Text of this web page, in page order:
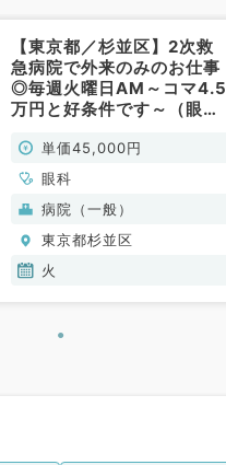
【東京都／杉並区】2次救
急病院で外来のみのお仕事
◎毎週火曜日AM～コマ4.5
万円と好条件です～（眼科
単価45,000円
眼科
病院（一般）
東京都杉並区
火